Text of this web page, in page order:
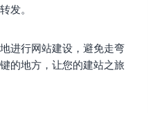
发。
进行网站建设，避免走弯
的地方，让您的建站之旅